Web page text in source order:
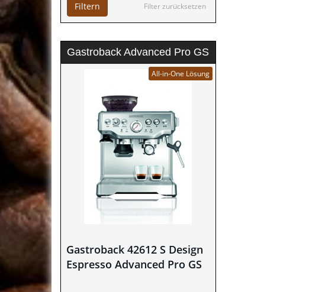
Filter zurücksetzen
Filtern
Gastroback Advanced Pro GS
All-in-One Lösung
Gastroback 42612 S Design
Espresso Advanced Pro GS